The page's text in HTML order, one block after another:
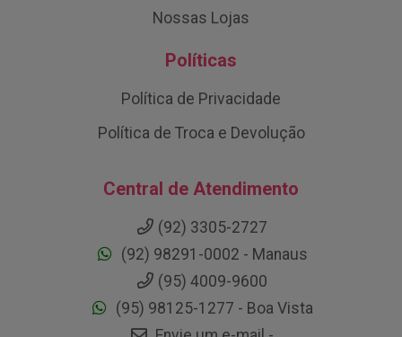
Nossas Lojas
Políticas
Política de Privacidade
Política de Troca e Devolução
Central de Atendimento
(92) 3305-2727
(92) 98291-0002 - Manaus
(95) 4009-9600
(95) 98125-1277 - Boa Vista